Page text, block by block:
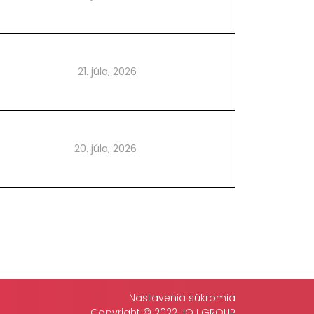
21. júla, 2026
20. júla, 2026
Nastavenia súkromia